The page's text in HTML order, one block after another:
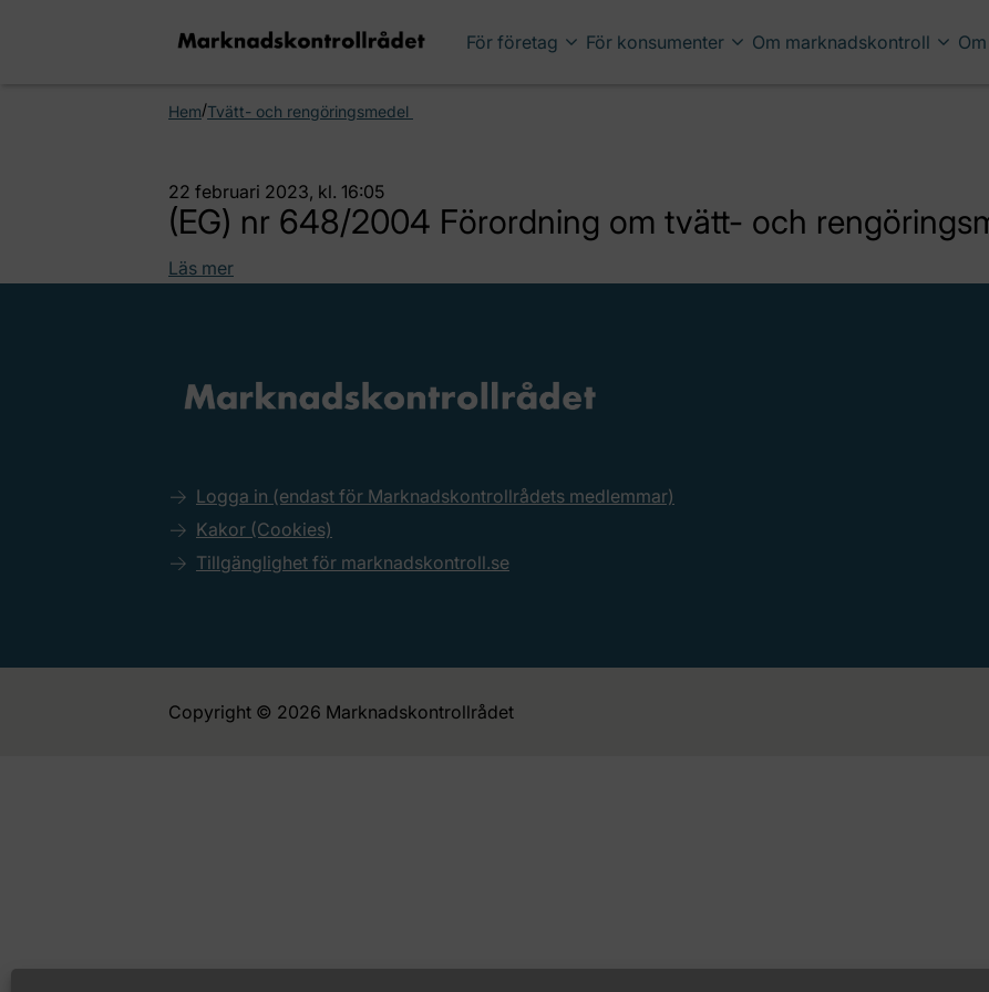
För företag För konsumenter Om marknadskontroll
Hem/Tvätt- och rengöringsmedel
22 februari 2023, kl. 16:05
(EG) nr 648/2004 Förordning om tvätt- och
Läs mer
Logga in (endast för Marknadskontrollrådets medlemmar)
Kakor (Cookies)
Tillgänglighet för marknadskontroll.se
Copyright © 2026 Marknadskontrollrådet